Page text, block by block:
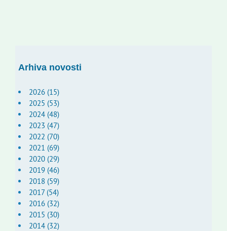
Arhiva novosti
2026 (15)
2025 (53)
2024 (48)
2023 (47)
2022 (70)
2021 (69)
2020 (29)
2019 (46)
2018 (59)
2017 (54)
2016 (32)
2015 (30)
2014 (32)